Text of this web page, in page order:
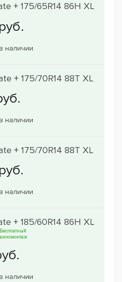
+ 175/65R14 86H XL
наличии
+ 175/70R14 88T XL
наличии
+ 175/70R14 88T XL
наличии
+ 185/60R14 86H XL
Бесплатный
наличии